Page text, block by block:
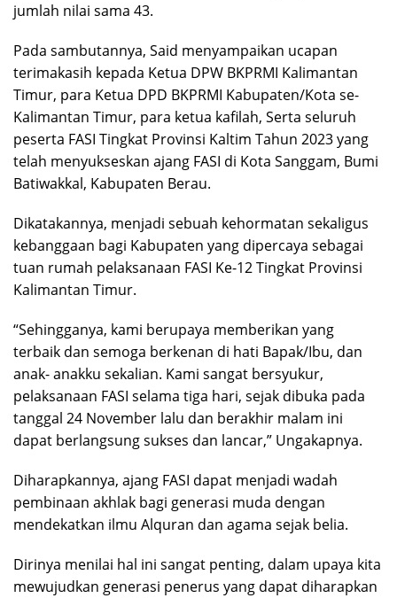
jumlah nilai sama 43.
Pada sambutannya, Said menyampaikan ucapan
terimakasih kepada Ketua DPW BKPRMI Kalimantan
Timur, para Ketua DPD BKPRMI Kabupaten/Kota se-
Kalimantan Timur, para ketua kafilah, Serta seluruh
peserta FASI Tingkat Provinsi Kaltim Tahun 2023 yang
telah menyukseskan ajang FASI di Kota Sanggam, Bumi
Batiwakkal, Kabupaten Berau.
Dikatakannya, menjadi sebuah kehormatan sekaligus
kebanggaan bagi Kabupaten yang dipercaya sebagai
tuan rumah pelaksanaan FASI Ke-12 Tingkat Provinsi
Kalimantan Timur.
“Sehingganya, kami berupaya memberikan yang
terbaik dan semoga berkenan di hati Bapak/Ibu, dan
anak- anakku sekalian. Kami sangat bersyukur,
pelaksanaan FASI selama tiga hari, sejak dibuka pada
tanggal 24 November lalu dan berakhir malam ini
dapat berlangsung sukses dan lancar,” Ungakapnya.
Diharapkannya, ajang FASI dapat menjadi wadah
pembinaan akhlak bagi generasi muda dengan
mendekatkan ilmu Alquran dan agama sejak belia.
Dirinya menilai hal ini sangat penting, dalam upaya kita
mewujudkan generasi penerus yang dapat diharapkan